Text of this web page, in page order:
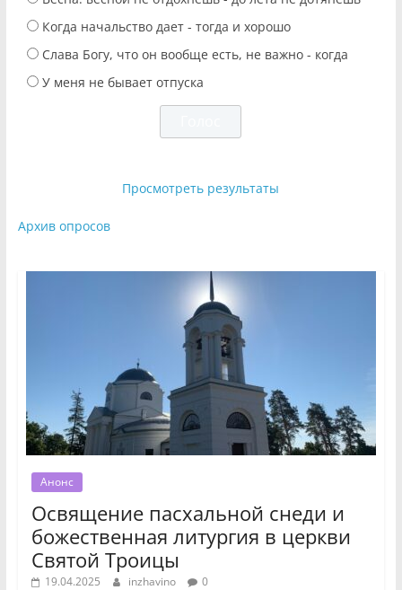
Когда начальство дает - тогда и хорошо
Слава Богу, что он вообще есть, не важно - когда
У меня не бывает отпуска
Просмотреть результаты
Архив опросов
Анонс
Освящение пасхальной снеди и
божественная литургия в церкви
Святой Троицы
19.04.2025 inzhavino 0